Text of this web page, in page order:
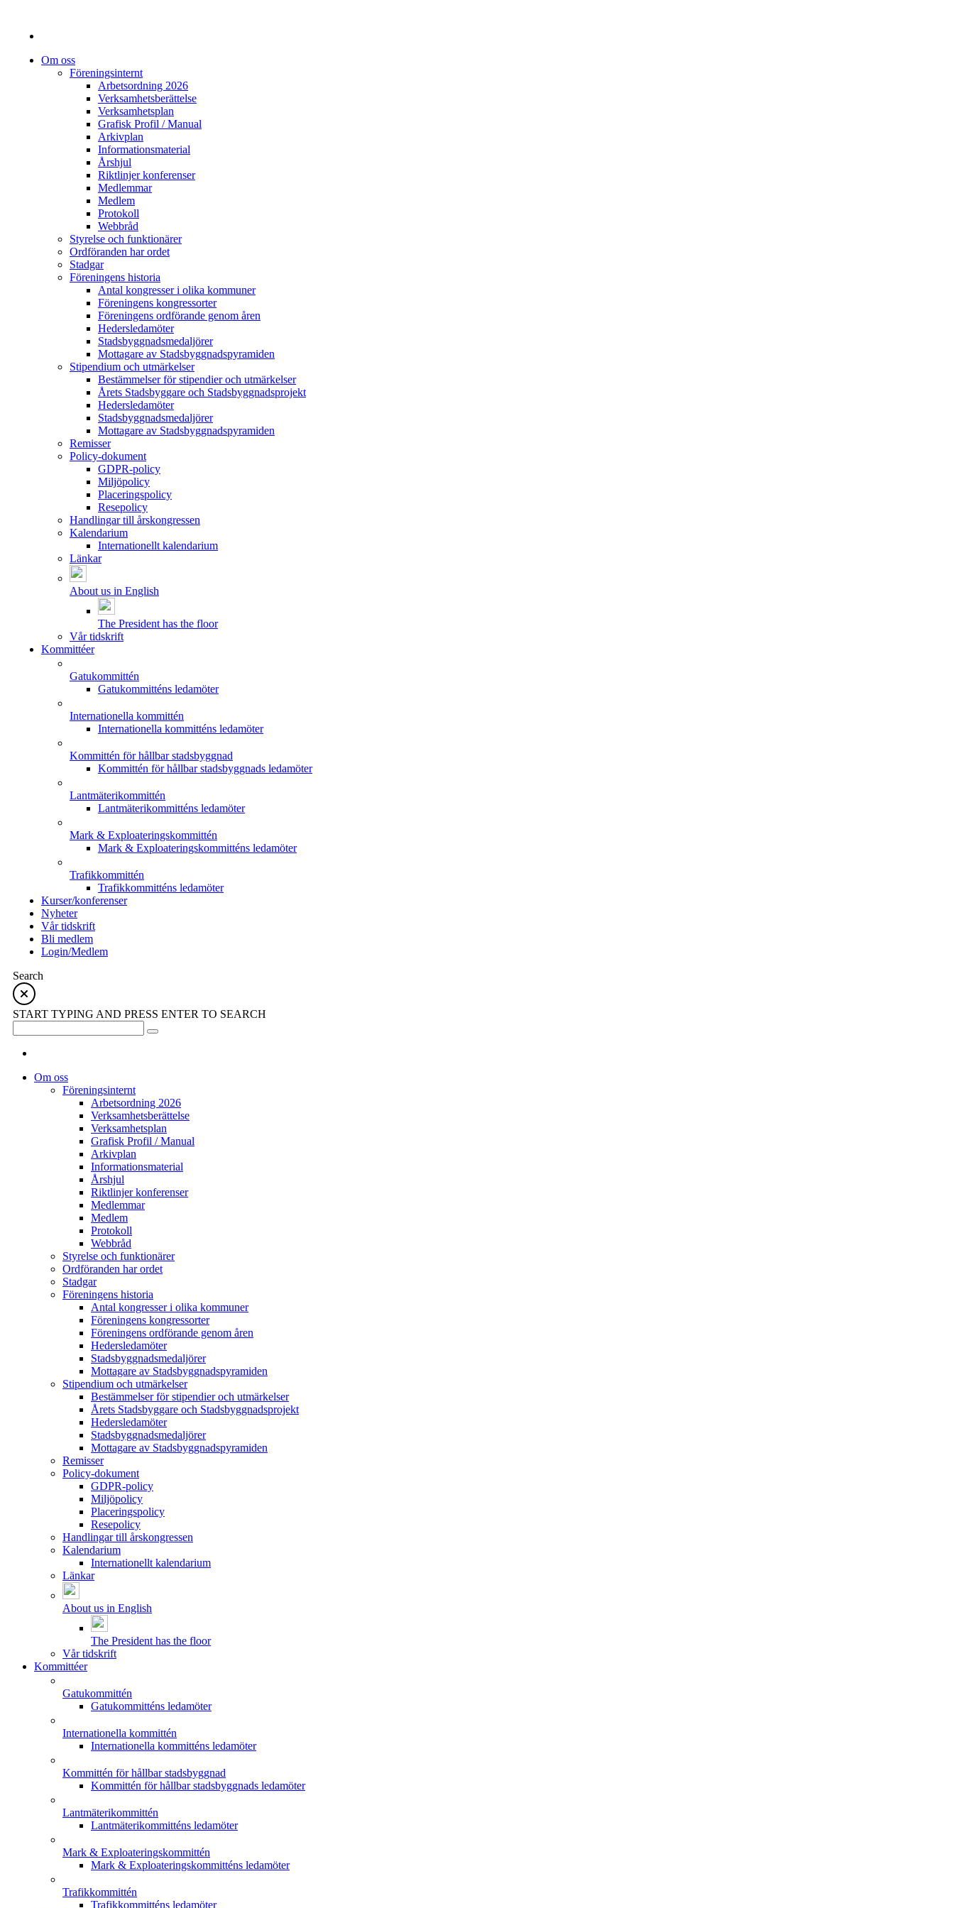
Om oss
Föreningsinternt
Arbetsordning 2026
Verksamhetsberättelse
Verksamhetsplan
Grafisk Profil / Manual
Arkivplan
Informationsmaterial
Årshjul
Riktlinjer konferenser
Medlemmar
Medlem
Protokoll
Webbråd
Styrelse och funktionärer
Ordföranden har ordet
Stadgar
Föreningens historia
Antal kongresser i olika kommuner
Föreningens kongressorter
Föreningens ordförande genom åren
Hedersledamöter
Stadsbyggnadsmedaljörer
Mottagare av Stadsbyggnadspyramiden
Stipendium och utmärkelser
Bestämmelser för stipendier och utmärkelser
Årets Stadsbyggare och Stadsbyggnadsprojekt
Hedersledamöter
Stadsbyggnadsmedaljörer
Mottagare av Stadsbyggnadspyramiden
Remisser
Policy-dokument
GDPR-policy
Miljöpolicy
Placeringspolicy
Resepolicy
Handlingar till årskongressen
Kalendarium
Internationellt kalendarium
Länkar
About us in English
The President has the floor
Vår tidskrift
Kommittéer
Gatukommittén
Gatukommitténs ledamöter
Internationella kommittén
Internationella kommitténs ledamöter
Kommittén för hållbar stadsbyggnad
Kommittén för hållbar stadsbyggnads ledamöter
Lantmäterikommittén
Lantmäterikommitténs ledamöter
Mark & Exploateringskommittén
Mark & Exploateringskommitténs ledamöter
Trafikkommittén
Trafikkommitténs ledamöter
Kurser/konferenser
Nyheter
Vår tidskrift
Bli medlem
Login/Medlem
Search
START TYPING AND PRESS ENTER TO SEARCH
Om oss
Föreningsinternt
Arbetsordning 2026
Verksamhetsberättelse
Verksamhetsplan
Grafisk Profil / Manual
Arkivplan
Informationsmaterial
Årshjul
Riktlinjer konferenser
Medlemmar
Medlem
Protokoll
Webbråd
Styrelse och funktionärer
Ordföranden har ordet
Stadgar
Föreningens historia
Antal kongresser i olika kommuner
Föreningens kongressorter
Föreningens ordförande genom åren
Hedersledamöter
Stadsbyggnadsmedaljörer
Mottagare av Stadsbyggnadspyramiden
Stipendium och utmärkelser
Bestämmelser för stipendier och utmärkelser
Årets Stadsbyggare och Stadsbyggnadsprojekt
Hedersledamöter
Stadsbyggnadsmedaljörer
Mottagare av Stadsbyggnadspyramiden
Remisser
Policy-dokument
GDPR-policy
Miljöpolicy
Placeringspolicy
Resepolicy
Handlingar till årskongressen
Kalendarium
Internationellt kalendarium
Länkar
About us in English
The President has the floor
Vår tidskrift
Kommittéer
Gatukommittén
Gatukommitténs ledamöter
Internationella kommittén
Internationella kommitténs ledamöter
Kommittén för hållbar stadsbyggnad
Kommittén för hållbar stadsbyggnads ledamöter
Lantmäterikommittén
Lantmäterikommitténs ledamöter
Mark & Exploateringskommittén
Mark & Exploateringskommitténs ledamöter
Trafikkommittén
Trafikkommitténs ledamöter